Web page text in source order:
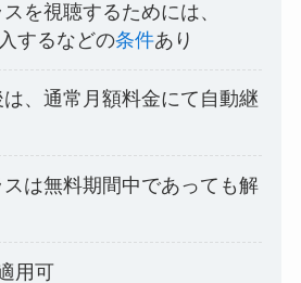
を視聴するためには、
するなどの条件あり
、通常月額料金にて自動継
は無料期間中であっても解
用可